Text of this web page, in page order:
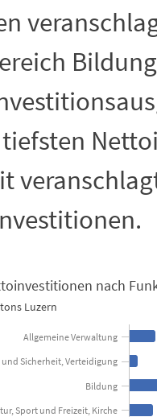
nach Funktionen
Franken. Data ranges
nach
Luzern
Allgemeine Verwaltung
Sicherheit, Verteidigung
Bildung
Sport und Freizeit, Kirche